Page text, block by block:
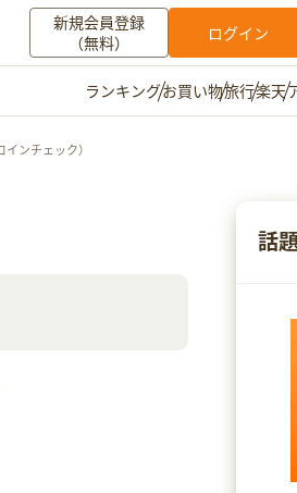
新規会員登録
（無料）
ログイン
ランキングお買い物旅行楽天
ンチェック）
話